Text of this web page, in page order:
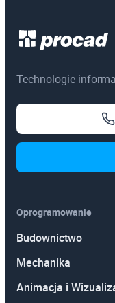
Technologie
Oprogramowanie
Budownictwo
Mechanika
Animacja i